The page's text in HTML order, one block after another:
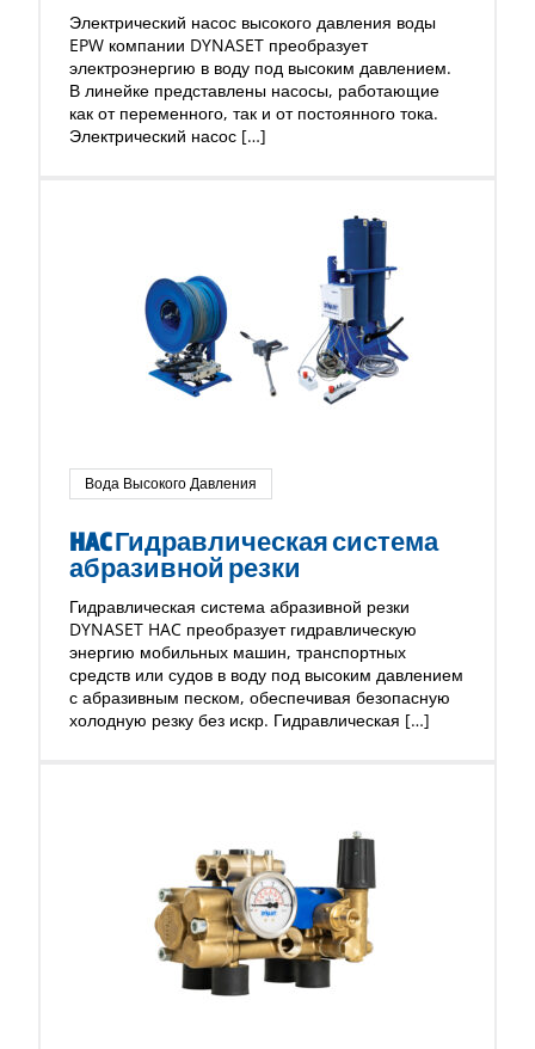
Электрический насос высокого давления воды
EPW компании DYNASET преобразует
электроэнергию в воду под высоким давлением.
В линейке представлены насосы, работающие
как от переменного, так и от постоянного тока.
Электрический насос […]
Вода Высокого Давления
HAC Гидравлическая система
абразивной резки
Гидравлическая система абразивной резки
DYNASET HAC преобразует гидравлическую
энергию мобильных машин, транспортных
средств или судов в воду под высоким давлением
с абразивным песком, обеспечивая безопасную
холодную резку без искр. Гидравлическая […]